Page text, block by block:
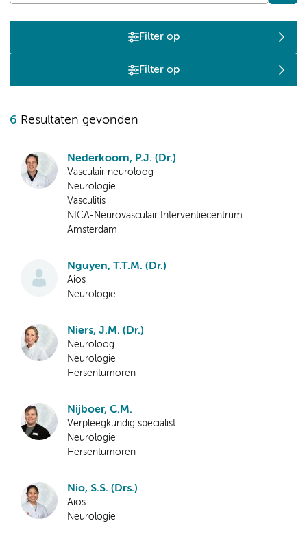
Filter op
Filter op
6 Resultaten gevonden
Nederkoorn, P.J. (Dr.)
Vasculair neuroloog
Neurologie
Vasculitis
NICA-Neurovasculair Interventiecentrum
Amsterdam
Nguyen, T.T.M. (Dr.)
Aios
Neurologie
Niers, J.M. (Dr.)
Neuroloog
Neurologie
Hersentumoren
Nijboer, C.M.
Verpleegkundig specialist
Neurologie
Hersentumoren
Nio, S.S. (Drs.)
Aios
Neurologie